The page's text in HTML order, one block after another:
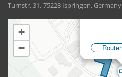
Turnstr. 31, 75228 Ispringen, Germany